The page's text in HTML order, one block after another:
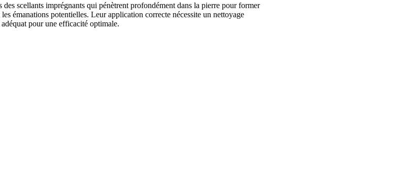
scellants imprégnants qui pénètrent profondément dans la pierre pour former
émanations potentielles. Leur application correcte nécessite un nettoyage
pour une efficacité optimale.